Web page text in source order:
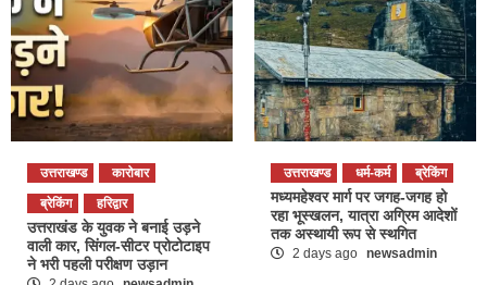
उत्तराखण्ड
कारोबार
ब्रेकिंग
हरिद्वार
उत्तराखंड के युवक ने बनाई उड़ने
वाली कार, सिंगल-सीटर प्रोटोटाइप
ने भरी पहली परीक्षण उड़ान
उत्तराखण्ड धर्म-कर्म ब्रेकिंग
मध्यमहेश्वर मार्ग पर जगह-जगह हो
रहा भूस्खलन, यात्रा अग्रिम आदेशों
तक अस्थायी रूप से स्थगित
2 days ago newsadmin